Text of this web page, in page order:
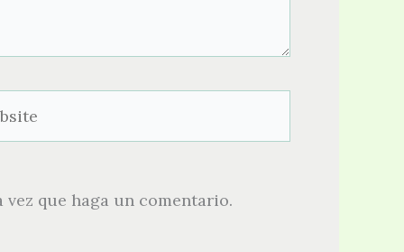
que haga un comentario.